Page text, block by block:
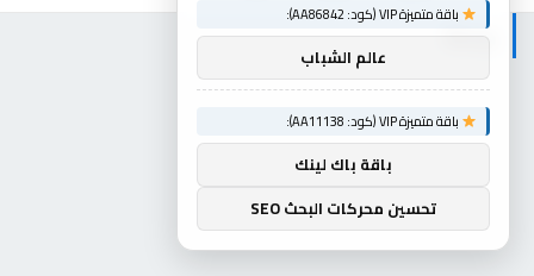
وسط
باقة متميزة VIP (كود: AA86842):
عالم الشباب
باقة متميزة VIP (كود: AA11138):
باقة باك لينك
تحسين محركات البحث SEO